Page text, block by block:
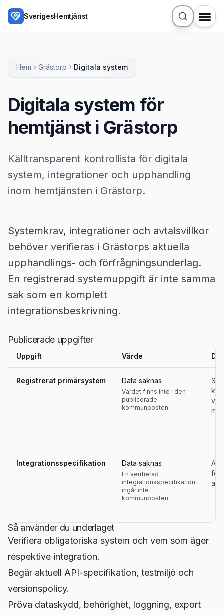
Hoppa till huvudinnehåll
SverigesHemtjänst
Hem Grästorp Digitala system
Digitala system för
hemtjänst i Grästorp
Källtransparent kontrollista för digitala
system, integrationer och upphandling
inom hemtjänsten i Grästorp.
Systemkrav, integrationer och avtalsvillkor
behöver verifieras i Grästorps aktuella
upphandlings- och förfrågningsunderlag.
En registrerad systemuppgift är inte samma
sak som en komplett
integrationsbeskrivning.
Publicerade uppgifter
Uppgift Värde
Registrerat primärsystem Data saknas
Värdet finns inte i den
publicerade
kommunposten.
Integrationsspecifikation Data saknas
En verifierad
integrationsspecifikation
ingår inte i
kommunposten.
Så använder du underlaget
Verifiera obligatoriska system och vem som äger
respektive integration.
Begär aktuell API-specifikation, testmiljö och
versionspolicy.
Pröva dataskydd, behörighet, loggning, export